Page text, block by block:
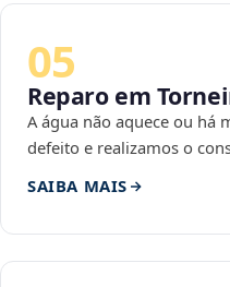
05
Reparo em
A água não aquece ou há
defeito e realizamos o
SAIBA MAIS